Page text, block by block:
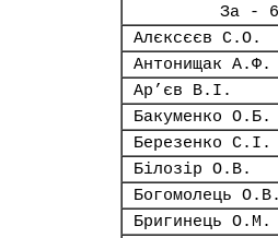
За -
Алєксєєв С.О.
Антонищак А.Ф.
Ар’єв В.І.
Бакуменко О.Б.
Березенко С.І.
Білозір О.В.
Богомолець О.В.
Бригинець О.М.